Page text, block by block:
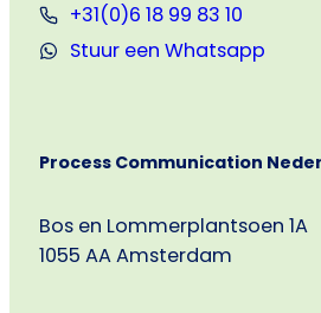
+31(0)6 18 99 83 10
Stuur een Whatsapp
Process Communication
Bos en Lommerplantsoen 1A
1055 AA Amsterdam